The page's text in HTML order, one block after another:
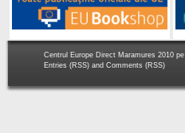
Centrul Europe Direct Maramures 2010 pe
Entries (RSS) and Comments (RSS)